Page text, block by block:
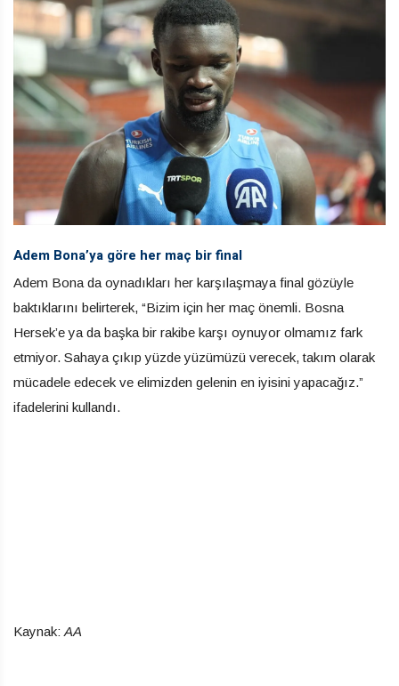
Adem Bona’ya göre her maç bir final
Adem Bona da oynadıkları her karşılaşmaya final gözüyle
baktıklarını belirterek, “Bizim için her maç önemli. Bosna
Hersek’e ya da başka bir rakibe karşı oynuyor olmamız fark
etmiyor. Sahaya çıkıp yüzde yüzümüzü verecek, takım olarak
mücadele edecek ve elimizden gelenin en iyisini yapacağız.”
ifadelerini kullandı.
Kaynak: AA